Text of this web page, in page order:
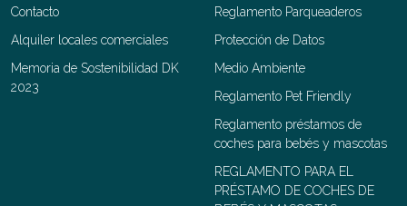
Contacto
Alquiler locales comerciales
Memoria de Sostenibilidad DK
2023
Reglamento Parqueaderos
Protección de Datos
Medio Ambiente
Reglamento Pet Friendly
Reglamento préstamos de
coches para bebés y mascotas
REGLAMENTO PARA EL
PRÉSTAMO DE COCHES DE